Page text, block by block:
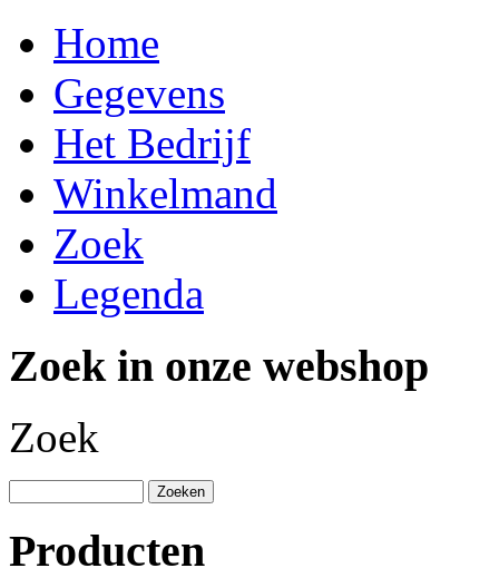
Home
Gegevens
Het Bedrijf
Winkelmand
Zoek
Legenda
Zoek in onze webshop
Zoek
Producten